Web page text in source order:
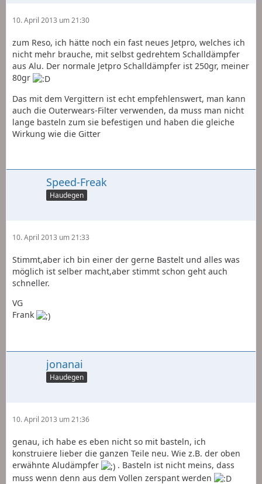
10. April 2013 um 21:30
zum Reso, ich hätte noch ein fast neues Jetpro, welches ich
nicht mehr brauche, mit selbst gedrehtem Schalldämpfer
aus Alu. Der normale Jetpro Schalldämpfer ist 250gr, meiner
80gr
Das mit dem Vergittern ist echt empfehlenswert, man kann
auch die Outerwears-Filter verwenden, da muss man nicht
lange basteln zum sie befestigen und haben die gleiche
Wirkung wie die Gitter
Speed-Freak
Haudegen
10. April 2013 um 21:33
Stimmt,aber ich bin einer der gerne Bastelt und alles was
möglich ist selber macht,aber stimmt schon geht auch
schneller.
VG
Frank
jonanai
Haudegen
10. April 2013 um 21:36
genau, ich habe es eben nicht so mit basteln, ich
konstruiere lieber die ganzen Teile neu. Wie z.B. der oben
erwähnte Aludämpfer
. Basteln ist nicht meins, dass
muss wenn denn aus dem Vollen zerspant werden